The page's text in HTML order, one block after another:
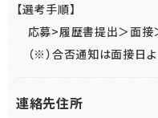
【選考手順】
応募>履歴書提出＞面接
（※）合否通知は面接日
連絡先住所